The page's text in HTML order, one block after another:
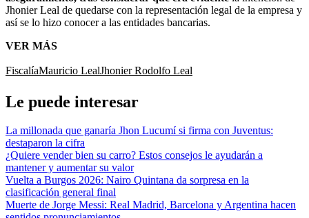
Jhonier Leal de quedarse con la representación legal de la empresa y
así se lo hizo conocer a las entidades bancarias.
VER MÁS
FiscalíaMauricio LealJhonier Rodolfo Leal
Le puede interesar
La millonada que ganaría Jhon Lucumí si firma con Juventus:
destaparon la cifra
¿Quiere vender bien su carro? Estos consejos le ayudarán a
mantener y aumentar su valor
Vuelta a Burgos 2026: Nairo Quintana da sorpresa en la
clasificación general final
Muerte de Jorge Messi: Real Madrid, Barcelona y Argentina hacen